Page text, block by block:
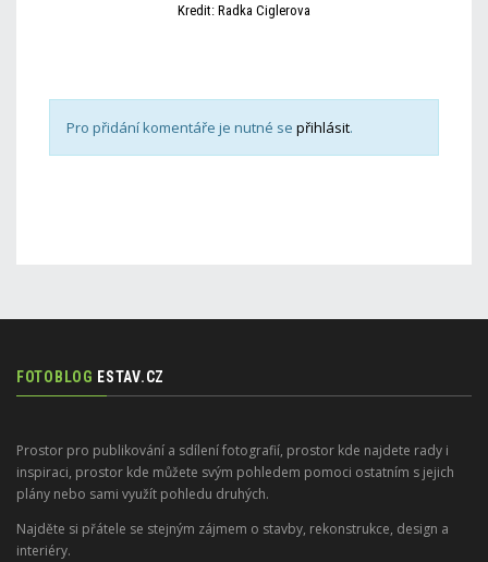
Kredit: Radka Ciglerova
Pro přidání komentáře je nutné se přihlásit.
FOTOBLOG ESTAV.CZ
Prostor pro publikování a sdílení fotografií, prostor kde najdete rady i
inspiraci, prostor kde můžete svým pohledem pomoci ostatním s jejich
plány nebo sami využít pohledu druhých.
Najděte si přátele se stejným zájmem o stavby, rekonstrukce, design a
interiéry.